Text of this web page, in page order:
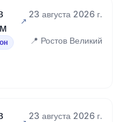
23 августа 2026 г.
📍 Ростов Великий
23 августа 2026 г.